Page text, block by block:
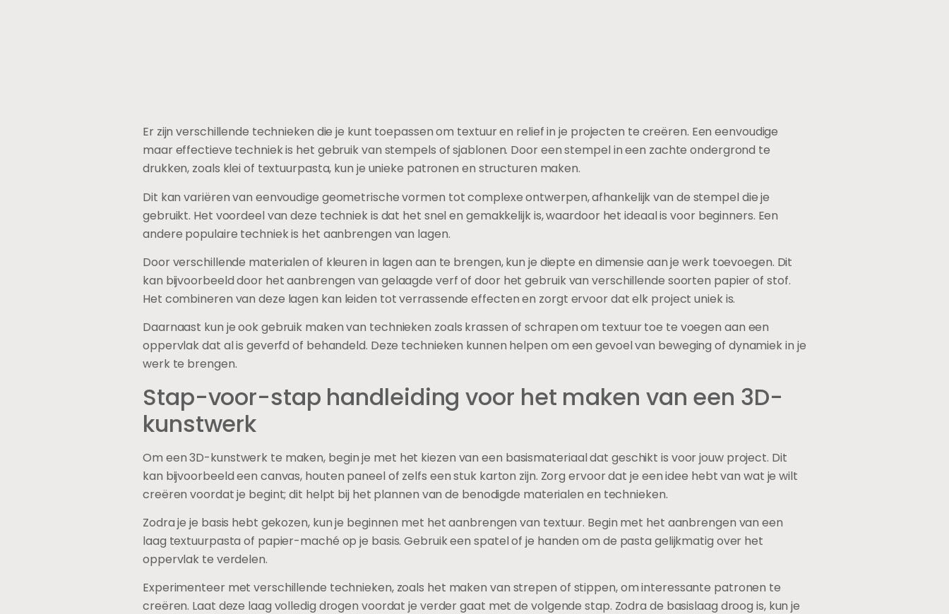
Er zijn verschillende technieken die je kunt toepassen om textuur en relief in je projecten te creëren. Een eenvoudige
maar effectieve techniek is het gebruik van stempels of sjablonen. Door een stempel in een zachte ondergrond te
drukken, zoals klei of textuurpasta, kun je unieke patronen en structuren maken.
Dit kan variëren van eenvoudige geometrische vormen tot complexe ontwerpen, afhankelijk van de stempel die je
gebruikt. Het voordeel van deze techniek is dat het snel en gemakkelijk is, waardoor het ideaal is voor beginners. Een
andere populaire techniek is het aanbrengen van lagen.
Door verschillende materialen of kleuren in lagen aan te brengen, kun je diepte en dimensie aan je werk toevoegen. Dit
kan bijvoorbeeld door het aanbrengen van gelaagde verf of door het gebruik van verschillende soorten papier of stof.
Het combineren van deze lagen kan leiden tot verrassende effecten en zorgt ervoor dat elk project uniek is.
Daarnaast kun je ook gebruik maken van technieken zoals krassen of schrapen om textuur toe te voegen aan een
oppervlak dat al is geverfd of behandeld. Deze technieken kunnen helpen om een gevoel van beweging of dynamiek in je
werk te brengen.
Stap-voor-stap handleiding voor het maken van een 3D-
kunstwerk
Om een 3D-kunstwerk te maken, begin je met het kiezen van een basismateriaal dat geschikt is voor jouw project. Dit
kan bijvoorbeeld een canvas, houten paneel of zelfs een stuk karton zijn. Zorg ervoor dat je een idee hebt van wat je wilt
creëren voordat je begint; dit helpt bij het plannen van de benodigde materialen en technieken.
Zodra je je basis hebt gekozen, kun je beginnen met het aanbrengen van textuur. Begin met het aanbrengen van een
laag textuurpasta of papier-maché op je basis. Gebruik een spatel of je handen om de pasta gelijkmatig over het
oppervlak te verdelen.
Experimenteer met verschillende technieken, zoals het maken van strepen of stippen, om interessante patronen te
creëren. Laat deze laag volledig drogen voordat je verder gaat met de volgende stap. Zodra de basislaag droog is, kun je